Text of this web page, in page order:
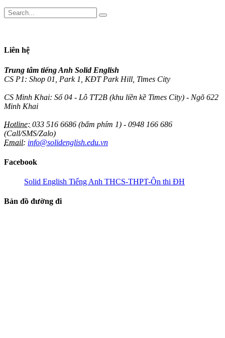
Liên hệ
Trung tâm tiếng Anh Solid English
CS P1: Shop 01, Park 1, KĐT Park Hill, Times City
CS Minh Khai: Số 04 - Lô TT2B (khu liền kề Times City) - Ngõ 622
Minh Khai
Hotline: 033 516 6686 (bấm phím 1) - 0948 166 686
(Call/SMS/Zalo)
Email: info@solidenglish.edu.vn
Facebook
Solid English Tiếng Anh THCS-THPT-Ôn thi ĐH
Bản đồ đường đi